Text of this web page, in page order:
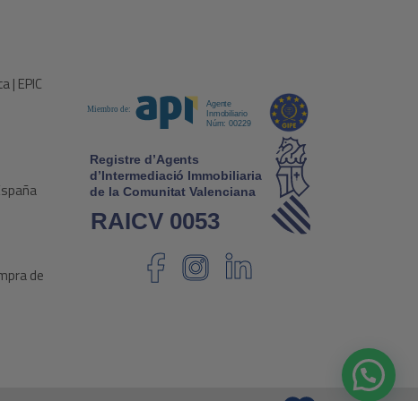
| EPIC
de